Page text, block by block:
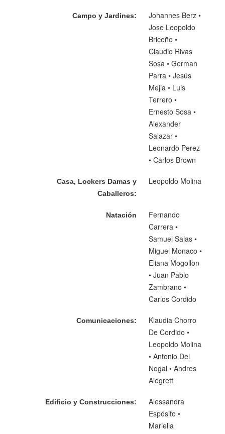
Campo y Jardines:
Johannes Berz •
Jose Leopoldo
Briceño •
Claudio Rivas
Sosa • German
Parra • Jesús
Mejia • Luis
Terrero •
Ernesto Sosa •
Alexander
Salazar •
Leonardo Perez
• Carlos Brown
Casa, Lockers Damas y
Caballeros:
Leopoldo Molina
Natación
Fernando
Carrera •
Samuel Salas •
Miguel Monaco •
Eliana Mogollon
• Juan Pablo
Zambrano •
Carlos Cordido
Comunicaciones:
Klaudia Chorro
De Cordido •
Leopoldo Molina
• Antonio Del
Nogal • Andres
Alegrett
Edificio y Construcciones:
Alessandra
Espósito •
Mariella